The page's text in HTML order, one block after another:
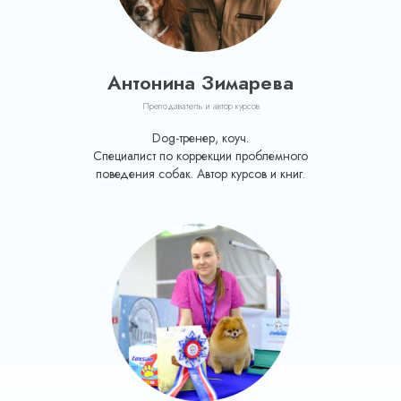
Антонина Зимарева
Преподаватель и автор курсов
Dog-тренер, коуч.
Специалист по коррекции проблемного
поведения собак. Автор курсов и книг.